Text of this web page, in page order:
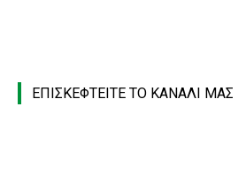
ΕΠΙΣΚΕΦΤΕΙΤΕ ΤΟ ΚΑΝΑΛΙ ΜΑΣ